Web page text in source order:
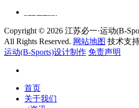
Copyright © 2026 江苏必一·运动(B-
All Rights Reserved. 网站地图 技术支持
运动(B-Sports)设计制作 免责声明
首页
关于我们